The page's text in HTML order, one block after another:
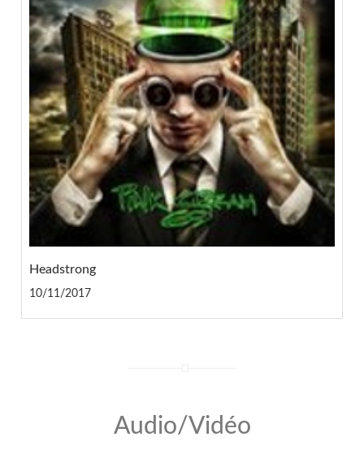
Headstrong
10/11/2017
Audio/Vidéo